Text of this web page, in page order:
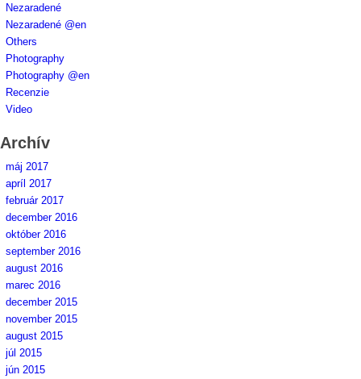
Nezaradené
Nezaradené @en
Others
Photography
Photography @en
Recenzie
Video
Archív
máj 2017
apríl 2017
február 2017
december 2016
október 2016
september 2016
august 2016
marec 2016
december 2015
november 2015
august 2015
júl 2015
jún 2015